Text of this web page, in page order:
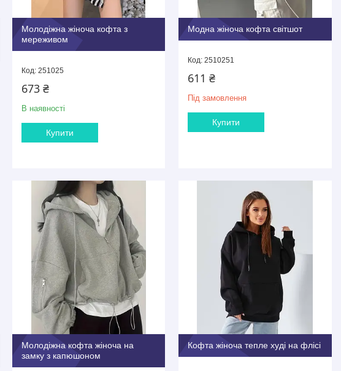
Молодіжна жіноча кофта з
мереживом
251025
673 ₴
В наявності
Купити
Модна жіноча кофта світшот
2510251
611 ₴
Під замовлення
Купити
Молодіжна кофта жіноча на
замку з капюшоном
Кофта жіноча тепле худі на флісі